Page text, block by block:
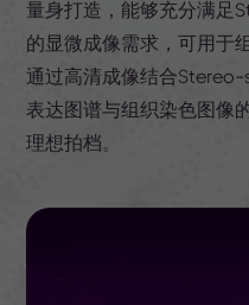
量身打造，能够充分满足
的显微成像需求，可用于
通过高清成像结合Stereo-
表达图谱与组织染色图像
理想拍档。